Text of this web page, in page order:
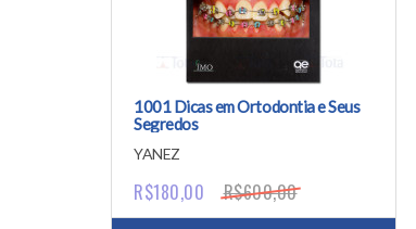
1001 Dicas em Ortodontia e Seus
Segredos
YANEZ
R$180,00 R$600,00